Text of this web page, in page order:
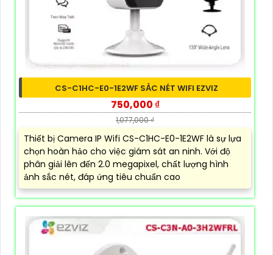
CS-C1HC-E0-1E2WF SẮC NÉT WIFI EZVIZ
750,000 ₫
1,077,000 ₫
Thiết bị Camera IP Wifi CS-C1HC-E0-1E2WF là sự lựa
chọn hoàn hảo cho việc giám sát an ninh. Với độ
phân giải lên đến 2.0 megapixel, chất lượng hình
ảnh sắc nét, đáp ứng tiêu chuẩn cao